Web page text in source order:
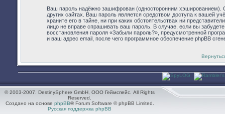
Ваш пароль надёжно зашифрован (односторонним хэшированием).
других сайтах. Ваш пароль является средством доступа к вашей
храните его в тайне, ни при каких обстоятельствах ни
лицо не вправе спрашивать ваш пароль. В случае, если вы
восстановления пароля «Забыли пароль?», предусмотренной
и ваш адрес email, после чего программное обеспечение phpBB
© 2003-2007. DestinySphere GmbH, ООО Геймспейс. All Rights
Reserved.
Создано на основе phpBB® Forum Software © phpBB Limited.
Русская поддержка phpBB